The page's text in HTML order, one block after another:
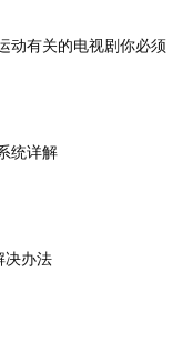
动有关的电视剧你必须
统详解
决办法